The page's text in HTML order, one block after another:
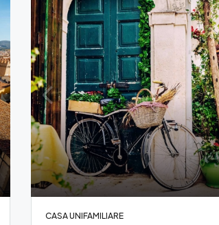
CASA UNIFAMILIARE